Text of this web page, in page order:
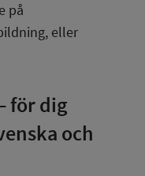
på
eller
för dig
och